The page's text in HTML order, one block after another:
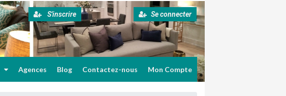
S'inscrire Se connecter
Agences Blog Contactez-nous Mon Compte